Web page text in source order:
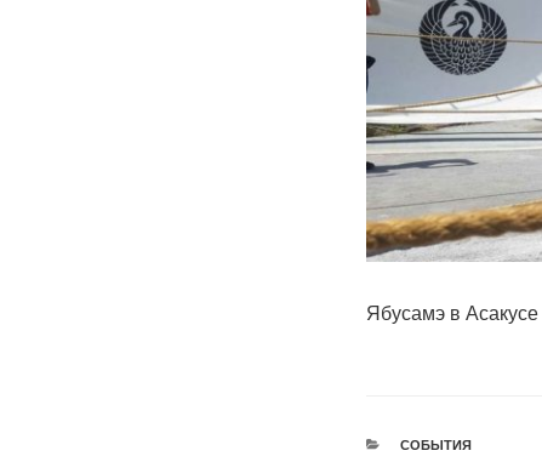
Ябусамэ в
РУБРИКИ
СОБЫТИЯ